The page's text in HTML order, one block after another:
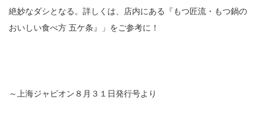
絶妙なダシとなる。詳しくは、店内にある『もつ匠流・もつ鍋の
おいしい食べ方 五ケ条』」をご参考に！
～上海ジャピオン８月３１日発行号より